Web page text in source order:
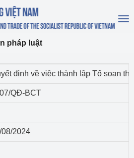
pháp luật
định về việc thành lập Tổ soạn
QĐ-BCT
08/2024